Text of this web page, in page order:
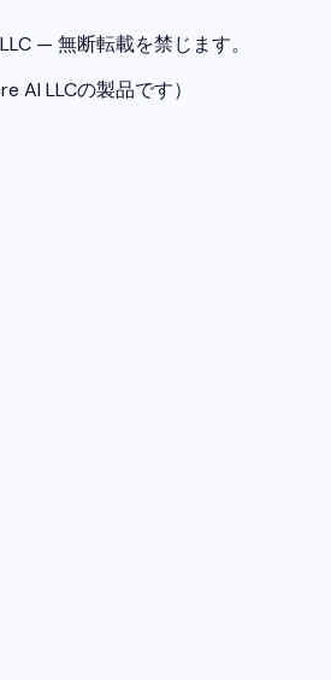
— 無断転載を禁じます。
AI LLCの製品です）